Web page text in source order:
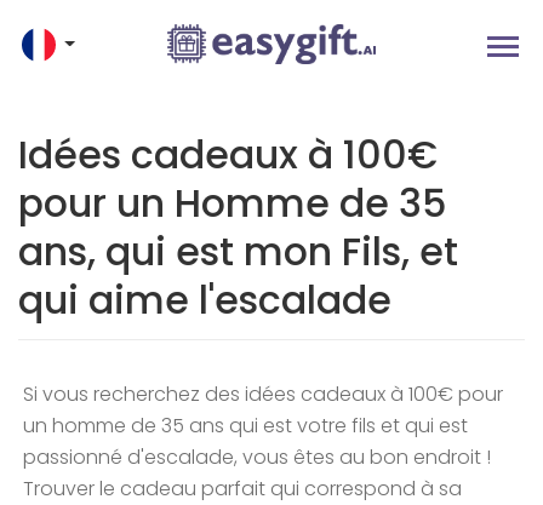
Idées cadeaux à 100€
pour un Homme de 35
ans, qui est mon Fils, et
qui aime l'escalade
Si vous recherchez des idées cadeaux à 100€ pour
un homme de 35 ans qui est votre fils et qui est
passionné d'escalade, vous êtes au bon endroit !
Trouver le cadeau parfait qui correspond à sa